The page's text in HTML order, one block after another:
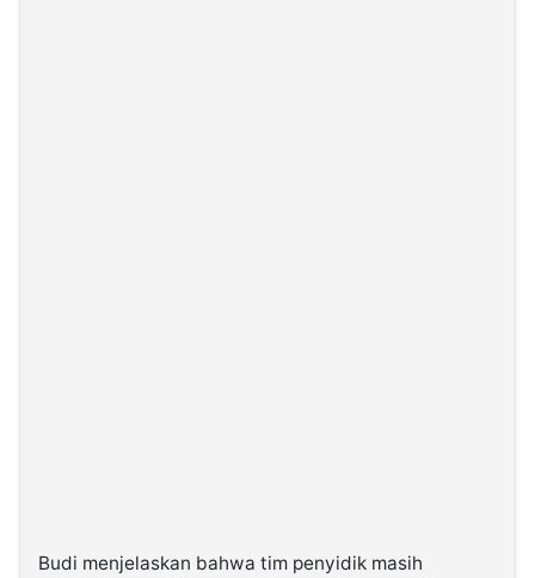
Budi menjelaskan bahwa tim penyidik masih